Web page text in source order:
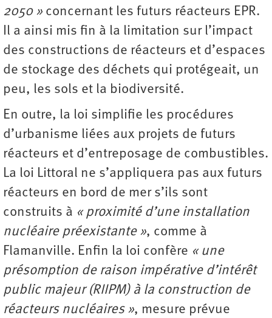
2050 » concernant les futurs réacteurs EPR.
Il a ainsi mis fin à la limitation sur l’impact
des constructions de réacteurs et d’espaces
de stockage des déchets qui protégeait, un
peu, les sols et la biodiversité.
En outre, la loi simplifie les procédures
d’urbanisme liées aux projets de futurs
réacteurs et d’entreposage de combustibles.
La loi Littoral ne s’appliquera pas aux futurs
réacteurs en bord de mer s’ils sont
construits à « proximité d’une installation
nucléaire préexistante », comme à
Flamanville. Enfin la loi confère « une
présomption de raison impérative d’intérêt
public majeur (RIIPM) à la construction de
réacteurs nucléaires », mesure prévue